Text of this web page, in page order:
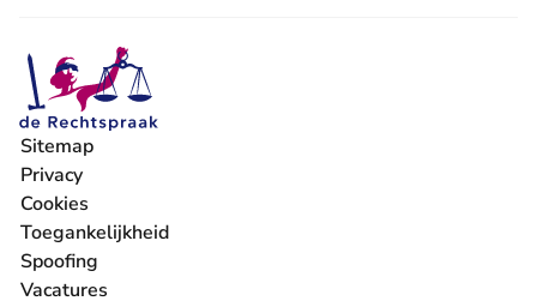
Sitemap
Privacy
Cookies
Toegankelijkheid
Spoofing
Vacatures
- U verlaat Rechtspraak.nl